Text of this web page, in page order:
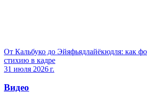
От Кальбуко до Эйяфьядлайёкюдля: как
стихию в кадре
31 июля 2026 г.
Видео